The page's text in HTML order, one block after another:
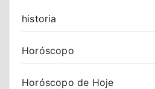
historia
Horóscopo
Horóscopo de Hoje